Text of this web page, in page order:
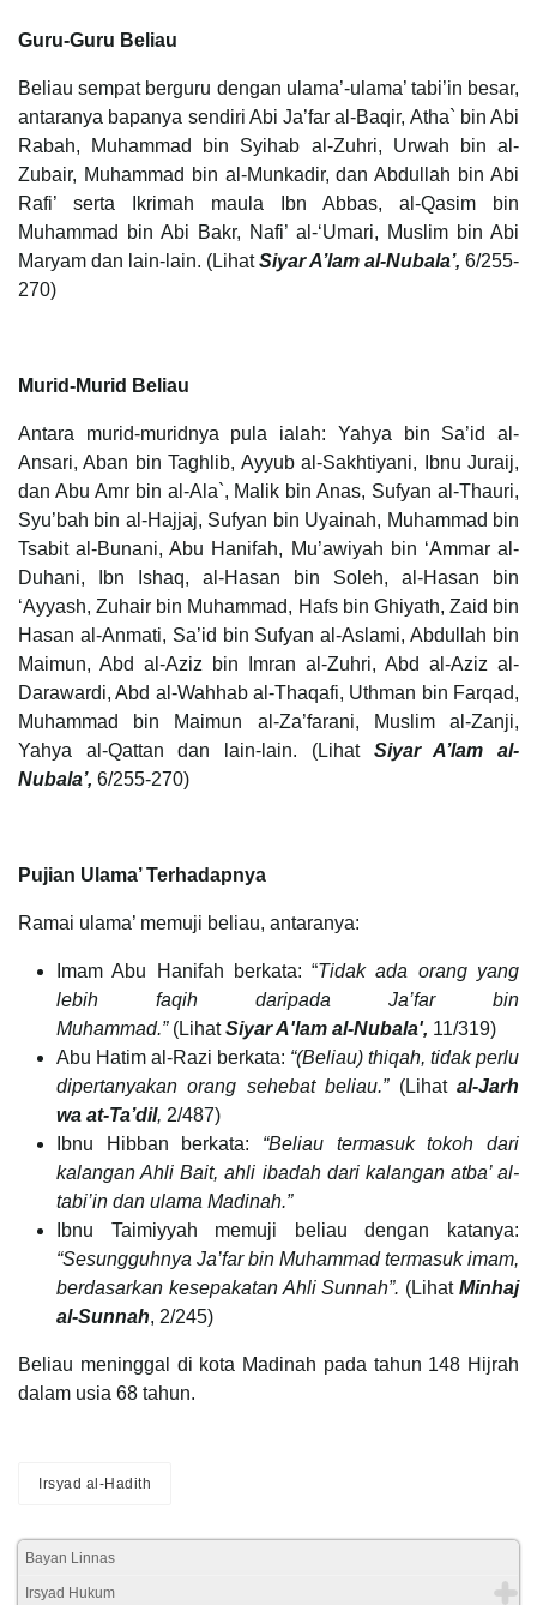
Guru-Guru Beliau
Beliau sempat berguru dengan ulama’-ulama’ tabi’in besar,
antaranya bapanya sendiri Abi Ja’far al-Baqir, Atha` bin Abi
Rabah, Muhammad bin Syihab al-Zuhri, Urwah bin al-
Zubair, Muhammad bin al-Munkadir, dan Abdullah bin Abi
Rafi’ serta Ikrimah maula Ibn Abbas, al-Qasim bin
Muhammad bin Abi Bakr, Nafi’ al-‘Umari, Muslim bin Abi
Maryam dan lain-lain. (LihatSiyar A’lam al-Nubala’, 6/255-
270)
Murid-Murid Beliau
Antara murid-muridnya pula ialah: Yahya bin Sa’id al-
Ansari, Aban bin Taghlib, Ayyub al-Sakhtiyani, Ibnu Juraij,
dan Abu Amr bin al-Ala`, Malik bin Anas, Sufyan al-Thauri,
Syu’bah bin al-Hajjaj, Sufyan bin Uyainah, Muhammad bin
Tsabit al-Bunani, Abu Hanifah, Mu’awiyah bin ‘Ammar al-
Duhani, Ibn Ishaq, al-Hasan bin Soleh, al-Hasan bin
‘Ayyash, Zuhair bin Muhammad, Hafs bin Ghiyath, Zaid bin
Hasan al-Anmati, Sa’id bin Sufyan al-Aslami, Abdullah bin
Maimun, Abd al-Aziz bin Imran al-Zuhri, Abd al-Aziz al-
Darawardi, Abd al-Wahhab al-Thaqafi, Uthman bin Farqad,
Muhammad bin Maimun al-Za’farani, Muslim al-Zanji,
Yahya al-Qattan dan lain-lain. (Lihat Siyar A’lam al-
Nubala’, 6/255-270)
Pujian Ulama’ Terhadapnya
Ramai ulama’ memuji beliau, antaranya:
Imam Abu Hanifah berkata: “Tidak ada orang yang
lebih faqih daripada Ja’far bin
Muhammad.” (LihatSiyar A'lam al-Nubala', 11/319)
Abu Hatim al-Razi berkata: “(Beliau) thiqah, tidak perlu
dipertanyakan orang sehebat beliau.”(Lihatal-Jarh
wa at-Ta’dil, 2/487)
Ibnu Hibban berkata: “Beliau termasuk tokoh dari
kalangan Ahli Bait, ahli ibadah dari kalangan atba’ al-
tabi’in dan ulama Madinah.”
Ibnu Taimiyyah memuji beliau dengan katanya:
“Sesungguhnya Ja’far bin Muhammad termasuk imam,
berdasarkan kesepakatan Ahli Sunnah”. (LihatMinhaj
al-Sunnah, 2/245)
Beliau meninggal di kota Madinah pada tahun 148 Hijrah
dalam usia 68 tahun.
Irsyad al-Hadith
Bayan Linnas
Irsyad Hukum